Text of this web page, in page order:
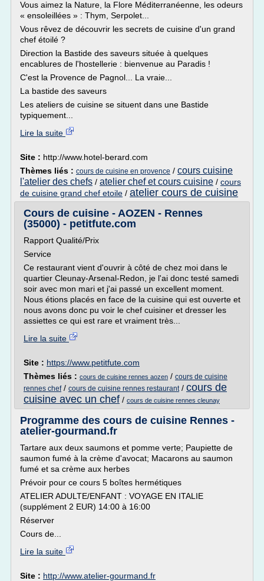
Vous aimez la Nature, la Flore Méditerranéenne, les odeurs
« ensoleillées » : Thym, Serpolet...
Vous rêvez de découvrir les secrets de cuisine d'un grand
chef étoilé ?
Direction la Bastide des saveurs située à quelques
encablures de l'hostellerie : bienvenue au Paradis !
C'est la Provence de Pagnol... La vraie...
La bastide des saveurs
Les ateliers de cuisine se situent dans une Bastide
typiquement...
Lire la suite
Site : http://www.hotel-berard.com
Thèmes liés : cours de cuisine en provence / cours cuisine
l'atelier des chefs / atelier chef et cours cuisine / cours
de cuisine grand chef etoile / atelier cours de cuisine
Cours de cuisine - AOZEN - Rennes
(35000) - petitfute.com
Rapport Qualité/Prix
Service
Ce restaurant vient d'ouvrir à côté de chez moi dans le
quartier Cleunay-Arsenal-Redon, je l'ai donc testé samedi
soir avec mon mari et j'ai passé un excellent moment.
Nous étions placés en face de la cuisine qui est ouverte et
nous avons donc pu voir le chef cuisiner et dresser les
assiettes ce qui est rare et vraiment très...
Lire la suite
Site : https://www.petitfute.com
Thèmes liés : cours de cuisine rennes aozen / cours de cuisine
rennes chef/ cours de cuisine rennes restaurant/ cours de
cuisine avec un chef / cours de cuisine rennes cleunay
Programme des cours de cuisine Rennes -
atelier-gourmand.fr
Tartare aux deux saumons et pomme verte; Paupiette de
saumon fumé à la crème d'avocat; Macarons au saumon
fumé et sa crème aux herbes
Prévoir pour ce cours 5 boîtes hermétiques
ATELIER ADULTE/ENFANT : VOYAGE EN ITALIE
(supplément 2 EUR) 14:00 à 16:00
Réserver
Cours de...
Lire la suite
Site : http://www.atelier-gourmand.fr